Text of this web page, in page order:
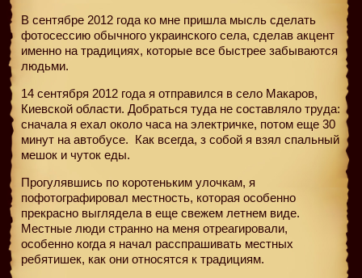
В сентябре 2012 года ко мне пришла мысль сделать
фотосессию обычного украинского села, сделав акцент
именно на традициях, которые все быстрее забываются
людьми.
14 сентября 2012 года я отправился в село Макаров,
Киевской области. Добраться туда не составляло труда:
сначала я ехал около часа на электричке, потом еще 30
минут на автобусе. Как всегда, з собой я взял спальный
мешок и чуток еды.
Прогулявшись по коротеньким улочкам, я
пофотографировал местность, которая особенно
прекрасно выглядела в еще свежем летнем виде.
Местные люди странно на меня отреагировали,
особенно когда я начал расспрашивать местных
ребятишек, как они относятся к традициям.